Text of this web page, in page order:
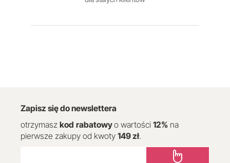
Zapisz się do newslettera
otrzymasz kod rabatowyo wartości 12% na
pierwsze zakupy od kwoty 149 zł.